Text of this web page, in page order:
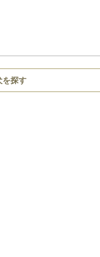
を探す